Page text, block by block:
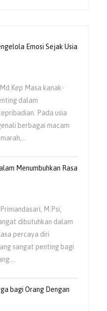
Emosi Sejak Usia
Masa kanak-
dalam
Pada usia
berbagai macam
Menumbuhkan Rasa
M.Psi,
dibutuhkan dalam
percaya diri
sangat penting bagi
bagi Orang Dengan